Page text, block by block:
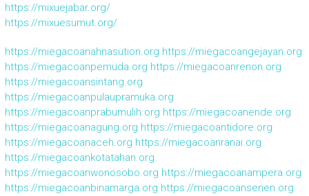
https://mixuejabar.org/
https://mixuesumut.org/
https://miegacoanahnasution.org https://miegacoangejayan.org
https://miegacoanpemuda.org https://miegacoanrenon.org
https://miegacoansintang.org
https://miegacoanpulaupramuka.org
https://miegacoanprabumulih.org https://miegacoanende.org
https://miegacoanagung.org https://miegacoantidore.org
https://miegacoanaceh.org https://miegacoanranai.org
https://miegacoankotatahan.org
https://miegacoanwonosobo.org https://miegacoanampera.org
https://miegacoanbinamarga.org https://miegacoansenen.org